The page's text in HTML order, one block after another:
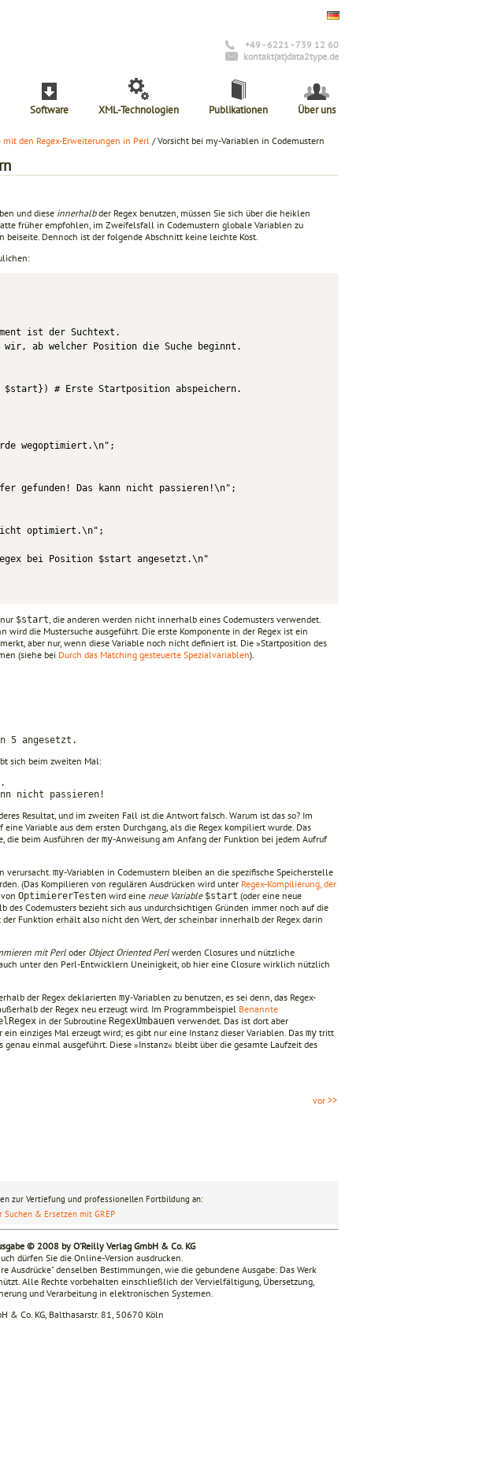
+49 - 6221 - 739 12 60
kontakt(at)data2type.de
Software XML-Technologien Publikationen Über uns
mit den Regex-Erweiterungen in Perl / Vorsicht bei my-Variablen in Codemustern
und diese innerhalbder Regex benutzen, müssen Sie sich über die heiklen
früher empfohlen, im Zweifelsfall in Codemustern globale Variablen zu
Dennoch ist der folgende Abschnitt keine leichte Kost.
ist der Suchtext.
ab welcher Position die Suche beginnt.
# Erste Startposition abspeichern.
wegoptimiert.\n";
gefunden! Das kann nicht passieren!\n";
optimiert.\n";
bei Position $start angesetzt.\n"
$start , die anderen werden nicht innerhalb eines Codemusters verwendet.
wird die Mustersuche ausgeführt. Die erste Komponente in der Regex ist ein
merkt, aber nur, wenn diese Variable noch nicht definiert ist. Die »Startposition des
(siehe bei Durch das Matching gesteuerte Spezialvariablen).
5 angesetzt.
sich beim zweiten Mal:
nicht passieren!
Resultat, und im zweiten Fall ist die Antwort falsch. Warum ist das so? Im
eine Variable aus dem ersten Durchgang, als die Regex kompiliert wurde. Das
die beim Ausführen der my-Anweisung am Anfang der Funktion bei jedem Aufruf
verursacht. my-Variablen in Codemustern bleiben an die spezifische Speicherstelle
(Das Kompilieren von regulären Ausdrücken wird unter Regex-Kompilierung, der
OptimiererTesten wird eine neue Variable $start (oder eine neue
des Codemusters bezieht sich aus undurchsichtigen Gründen immer noch auf die
Funktion erhält also nicht den Wert, der scheinbar innerhalb der Regex darin
mit Perloder Object Oriented Perl werden Closures und nützliche
unter den Perl-Entwicklern Uneinigkeit, ob hier eine Closure wirklich nützlich
der Regex deklarierten my-Variablen zu benutzen, es sei denn, das Regex-
der Regex neu erzeugt wird. Im Programmbeispiel Benannte
in der Subroutine RegexUmbauen verwendet. Das ist dort aber
ein einziges Mal erzeugt wird; es gibt nur eine Instanz dieser Variablen. Das my tritt
einmal ausgeführt. Diese »Instanz« bleibt über die gesamte Laufzeit des
vor >>
zur Vertiefung und professionellen Fortbildung an:
Suchen & Ersetzen mit GREP
© 2008 by O’Reilly Verlag GmbH & Co. KG
dürfen Sie die Online-Version ausdrucken.
Ausdrücke" denselben Bestimmungen, wie die gebundene Ausgabe: Das Werk
Alle Rechte vorbehalten einschließlich der Vervielfältigung, Übersetzung,
und Verarbeitung in elektronischen Systemen.
& Co. KG, Balthasarstr. 81, 50670 Köln